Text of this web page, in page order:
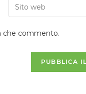
che commento.